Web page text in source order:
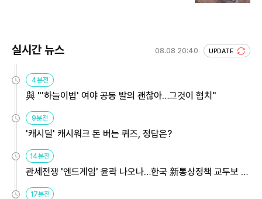
실시간 뉴스 08.08 20:40 UPDATE
4분전
與 "'하늘이법' 여야 공동 발의 괜찮아…그것이 협치"
9분전
'캐시딜' 캐시워크 돈 버는 퀴즈, 정답은?
14분전
관세전쟁 '엔드게임' 윤곽 나오나…한국 新통상정책 교두보 활
용해야
17분전